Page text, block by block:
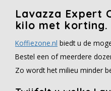
Lavazza Expert
kilo met korting.
Koffiezone.nl biedt u de
Bestel een of meerdere
Zo wordt het milieu minder